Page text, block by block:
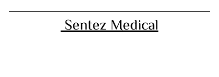
Sentez Medical